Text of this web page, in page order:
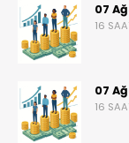
07
16
07
16